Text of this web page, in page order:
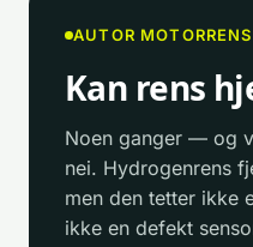
AUTOR MOTORRENS
Kan rens
Noen ganger — og
nei. Hydrogenrens
men den tetter ikke
ikke en defekt